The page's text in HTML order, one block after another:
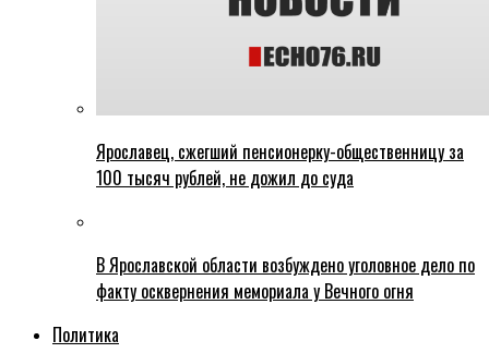
Ярославец, сжегший пенсионерку-общественницу за
100 тысяч рублей, не дожил до суда
В Ярославской области возбуждено уголовное дело по
факту осквернения мемориала у Вечного огня
Политика